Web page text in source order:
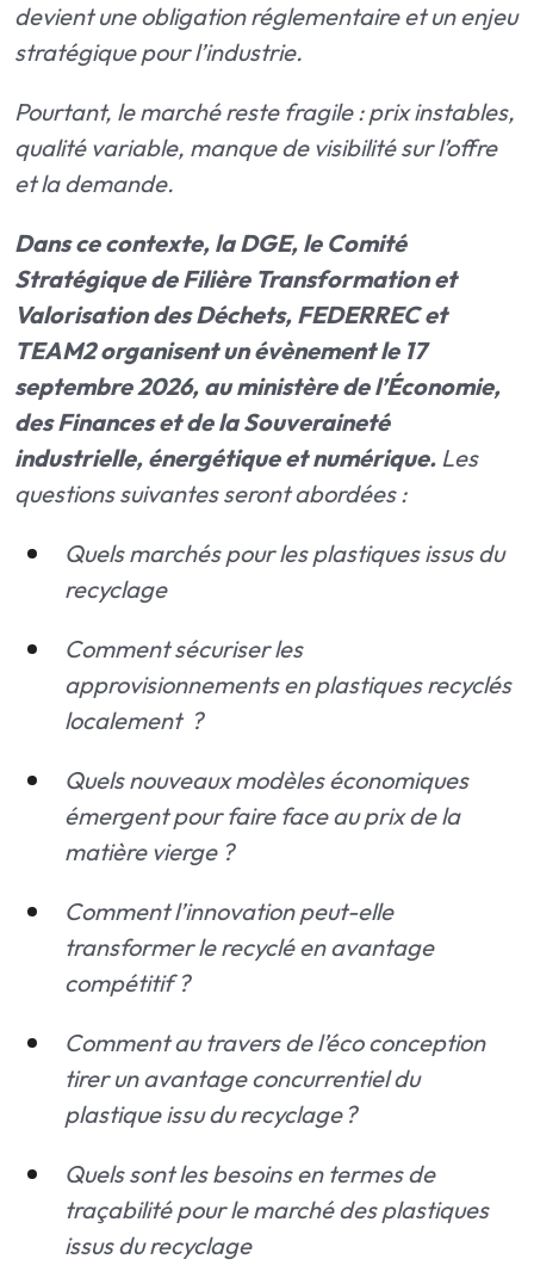
devient une obligation réglementaire et un enjeu
stratégique pour l’industrie.
Pourtant, le marché reste fragile : prix instables,
qualité variable, manque de visibilité sur l’offre
et la demande.
Dans ce contexte, la DGE, le Comité
Stratégique de Filière Transformation et
Valorisation des Déchets, FEDERREC et
TEAM2 organisent un évènement le 17
septembre 2026, au ministère de l’Économie,
des Finances et de la Souveraineté
industrielle, énergétique et numérique. Les
questions suivantes seront abordées :
Quels marchés pour les plastiques issus du
recyclage
Comment sécuriser les
approvisionnements en plastiques recyclés
localement ?
Quels nouveaux modèles économiques
émergent pour faire face au prix de la
matière vierge ?
Comment l’innovation peut-elle
transformer le recyclé en avantage
compétitif ?
Comment au travers de l’éco conception
tirer un avantage concurrentiel du
plastique issu du recyclage ?
Quels sont les besoins en termes de
traçabilité pour le marché des plastiques
issus du recyclage